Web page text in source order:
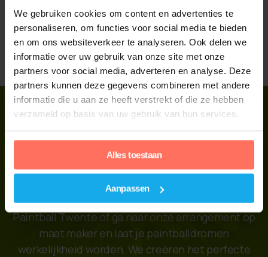
We gebruiken cookies om content en advertenties te
personaliseren, om functies voor social media te bieden
en om ons websiteverkeer te analyseren. Ook delen we
informatie over uw gebruik van onze site met onze
partners voor social media, adverteren en analyse. Deze
partners kunnen deze gegevens combineren met andere
informatie die u aan ze heeft verstrekt of die ze hebben
verzameld op basis van uw gebruik van hun services.
Alles toestaan
Aanpassen
Meer informatie Online reserveren
Arrangement Op
Maat?
Arrangement op maat? Kom in contact met
Paintball Twente of ga naar onze arrangement op
maat maker en laat je paintballdromen
werkelijkheid worden. We creëren het perfecte